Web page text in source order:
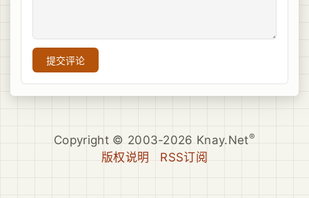
提交评论
Copyright © 2003-2026 Knay.Net®
版权说明 RSS订阅